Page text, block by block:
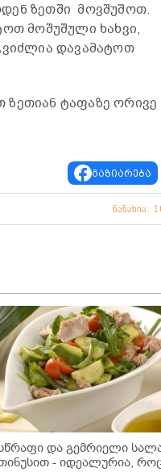
ზეთში მოვშუშოთ.
მოშუშული ხახვი,
დავამატოთ
ტაფაზე ორივე
გაზიარება
ნანახია:
და გემრიელი
- იდეალურია,